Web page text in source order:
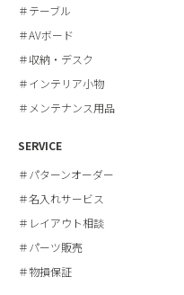
＃テーブル
＃AVボード
＃収納・デスク
＃インテリア小物
＃メンテナンス用品
SERVICE
＃パターンオーダー
＃名入れサービス
＃レイアウト相談
＃パーツ販売
＃物損保証